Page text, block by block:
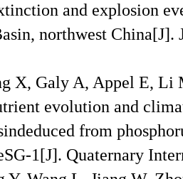
and explosion
northwest China[J].
X, Galy A, Appel E, Li
evolution and
from
1[J]. Quaternary